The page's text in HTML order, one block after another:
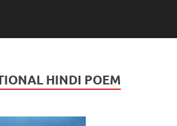
HINDI POEM